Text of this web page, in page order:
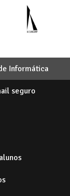
Informática
seguro